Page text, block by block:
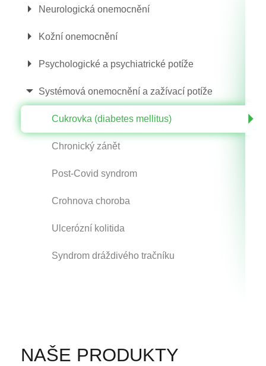
Neurologická onemocnění
Kožní onemocnění
Psychologické a psychiatrické potíže
Systémová onemocnění a zažívací potíže
Cukrovka (diabetes mellitus)
Chronický zánět
Post-Covid syndrom
Crohnova choroba
Ulcerózní kolitida
Syndrom dráždivého tračníku
NAŠE PRODUKTY